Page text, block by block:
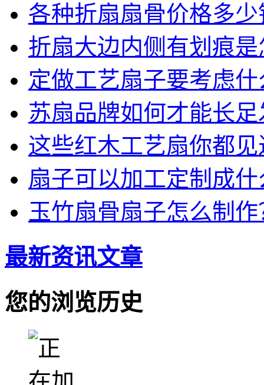
各种折扇扇骨价格多少
折扇大边内侧有划痕
定做工艺扇子要考虑
苏扇品牌如何才能长
这些红木工艺扇你都
扇子可以加工定制成
玉竹扇骨扇子怎么制作
最新资讯文章
您的浏览历史